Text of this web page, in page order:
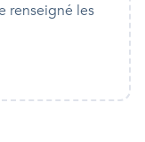
renseigné les